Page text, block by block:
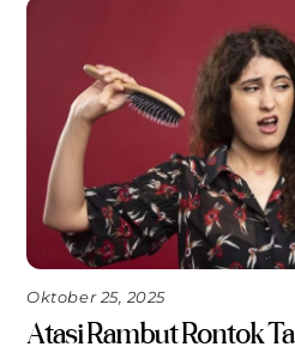
Oktober 25, 2025
Atasi Rambut Rontok